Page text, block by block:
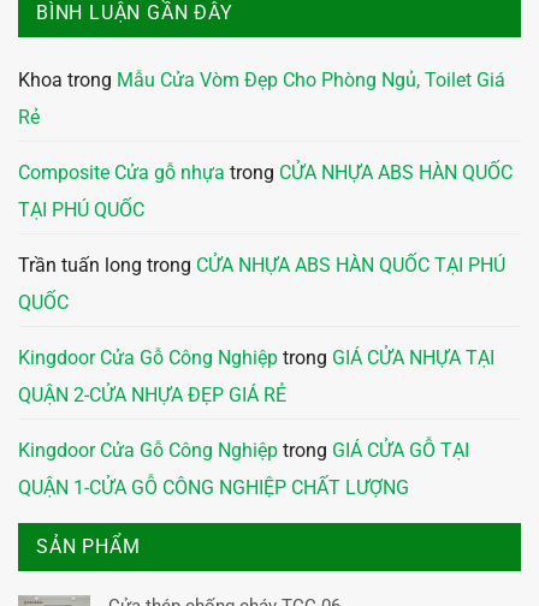
BÌNH LUẬN GẦN ĐÂY
Khoa trong Mẫu Cửa Vòm Đẹp Cho Phòng Ngủ, Toilet Giá
Rẻ
Composite Cửa gỗ nhựa trong CỬA NHỰA ABS HÀN QUỐC
TẠI PHÚ QUỐC
Trần tuấn long trong CỬA NHỰA ABS HÀN QUỐC TẠI PHÚ
QUỐC
Kingdoor Cửa Gỗ Công Nghiệp trong GIÁ CỬA NHỰA TẠI
QUẬN 2-CỬA NHỰA ĐẸP GIÁ RẺ
Kingdoor Cửa Gỗ Công Nghiệp trong GIÁ CỬA GỖ TẠI
QUẬN 1-CỬA GỖ CÔNG NGHIỆP CHẤT LƯỢNG
SẢN PHẨM